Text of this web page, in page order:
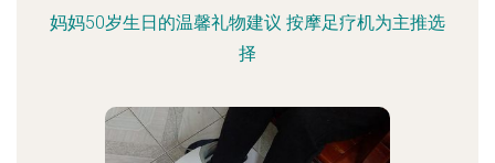
妈妈50岁生日的温馨礼物建议 按摩足疗机为主推选
择